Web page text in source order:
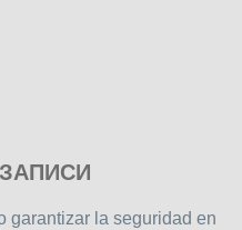
garantizar la seguridad en